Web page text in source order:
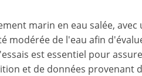
marin en eau salée, avec
modérée de l'eau afin
est essentiel pour
et de données provenant